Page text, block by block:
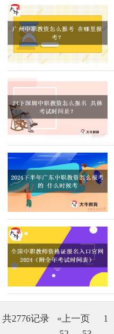
共2776记录 «上一页 1